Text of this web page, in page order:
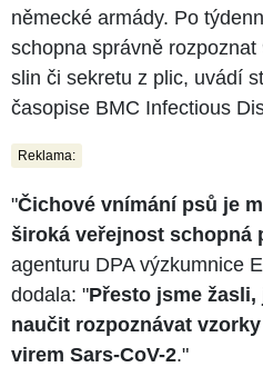
německé armády. Po
schopna správně
slin či sekretu z plic, uvádí
časopise BMC Infectious
Reklama:
"Čichové vnímání psů je
široká veřejnost schopná
agenturu DPA výzkumnice
dodala: "Přesto jsme
naučit rozpoznávat
virem Sars-CoV-2."